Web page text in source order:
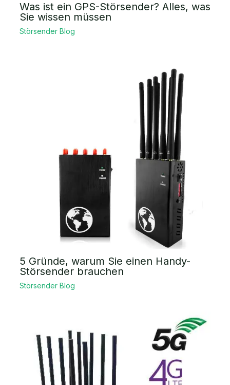
Was ist ein GPS-Störsender? Alles, was
Sie wissen müssen
Störsender Blog
5 Gründe, warum Sie einen Handy-
Störsender brauchen
Störsender Blog